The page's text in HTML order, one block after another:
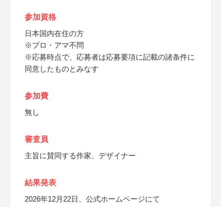
参加資格
日本国内在住の方
※プロ・アマ不問
※応募時点で、応募者は応募要項に記載の諸条件に
同意したものとみなす
参加費
無し
審査員
主旨に賛同する作家、デザイナー
結果発表
2026年12月22日、公式ホームページにて